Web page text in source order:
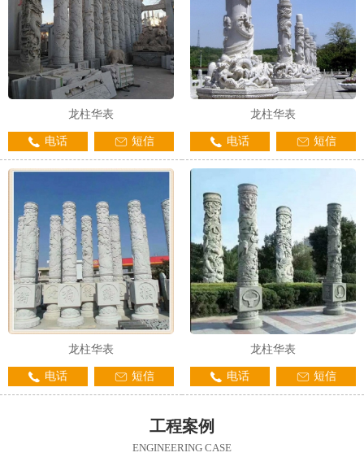
龙柱华表
电话 短信
龙柱华表
电话 短信
龙柱华表
电话 短信
龙柱华表
电话 短信
工程案例
ENGINEERING CASE